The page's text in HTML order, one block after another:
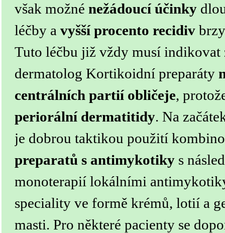
však možné nežádoucí účinky
léčby a vyšší procento recidiv
Tuto léčbu již vždy musí indikovat
dermatolog Kortikoidní preparáty
centrálních partií obličeje,
periorální dermatitidy. Na
je dobrou taktikou použití
preparatů s antimykotiky s
monoterapií lokálními
speciality ve formě krémů, lotií a
masti. Pro některé pacienty se